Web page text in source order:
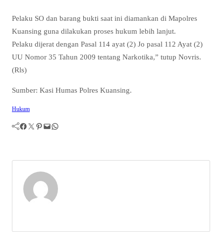
Pelaku SO dan barang bukti saat ini diamankan di Mapolres
Kuansing guna dilakukan proses hukum lebih lanjut.
Pelaku dijerat dengan Pasal 114 ayat (2) Jo pasal 112 Ayat (2)
UU Nomor 35 Tahun 2009 tentang Narkotika,” tutup Novris.
(Rls)
Sumber: Kasi Humas Polres Kuansing.
Hukum
Facebook Twitter Pinterest Mail WhatsApp